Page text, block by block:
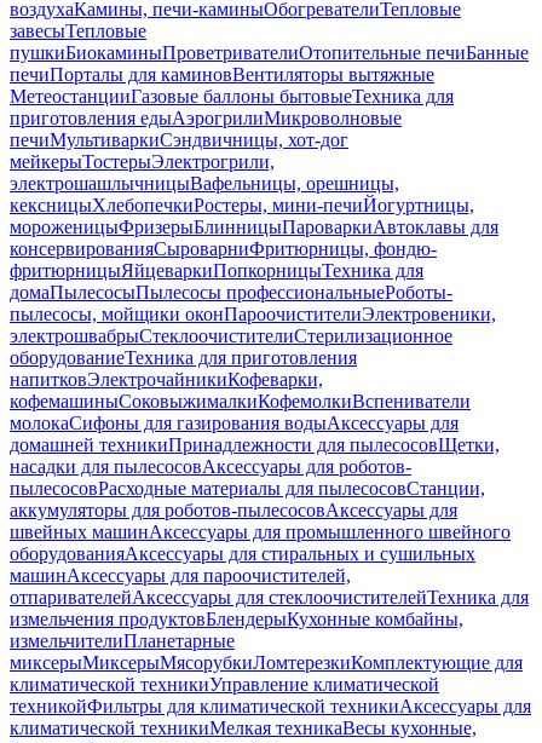
воздухаКамины, печи-каминыОбогревателиТепловые
завесыТепловые
пушкиБиокаминыПроветривателиОтопительные печиБанные
печиПорталы для каминовВентиляторы вытяжные
МетеостанцииГазовые баллоны бытовыеТехника для
приготовления едыАэрогрилиМикроволновые
печиМультиваркиСэндвичницы, хот-дог
мейкерыТостерыЭлектрогрили,
электрошашлычницыВафельницы, орешницы,
кексницыХлебопечкиРостеры, мини-печиЙогуртницы,
мороженицыФризерыБлинницыПароваркиАвтоклавы для
консервированияСыроварниФритюрницы, фондю-
фритюрницыЯйцеваркиПопкорницыТехника для
домаПылесосыПылесосы профессиональныеРоботы-
пылесосы, мойщики оконПароочистителиЭлектровеники,
электрошвабрыСтеклоочистителиСтерилизационное
оборудованиеТехника для приготовления
напитковЭлектрочайникиКофеварки,
кофемашиныСоковыжималкиКофемолкиВспениватели
молокаСифоны для газирования водыАксессуары для
домашней техникиПринадлежности для пылесосовЩетки,
насадки для пылесосовАксессуары для роботов-
пылесосовРасходные материалы для пылесосовСтанции,
аккумуляторы для роботов-пылесосовАксессуары для
швейных машинАксессуары для промышленного швейного
оборудованияАксессуары для стиральных и сушильных
машинАксессуары для пароочистителей,
отпаривателейАксессуары для стеклоочистителейТехника для
измельчения продуктовБлендерыКухонные комбайны,
измельчителиПланетарные
миксерыМиксерыМясорубкиЛомтерезкиКомплектующие для
климатической техникиУправление климатической
техникойФильтры для климатической техникиАксессуары для
климатической техникиМелкая техникаВесы кухонные,